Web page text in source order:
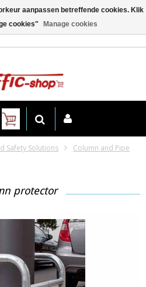
Safety Solutions
Column and Pipe
protector
aanpassen betreffende cookies. Klik
cookies"
Manage cookies